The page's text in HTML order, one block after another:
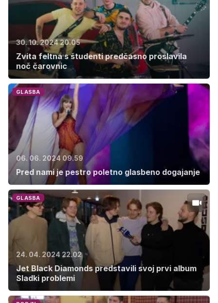
30. 10. 2024 20.05
Zvita feltna s študenti predčasno proslavila
noč čarovnic
GLASBA
06. 06. 2024 09.59
Pred nami je pestro poletno glasbeno dogajanje
GLASBA
24. 04. 2024 22.02
Jet Black Diamonds predstavili svoj prvi album
Sladki problemi